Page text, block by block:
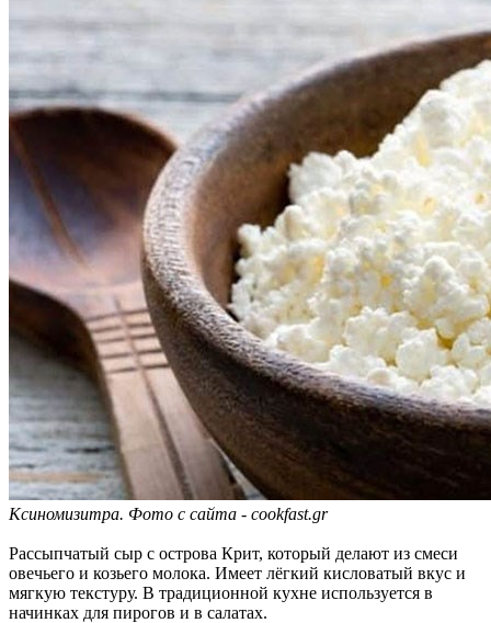
Ксиномизитра. Фото с сайта - cookfast.gr
Рассыпчатый сыр с острова Крит, который делают из смеси
овечьего и козьего молока. Имеет лёгкий кисловатый вкус и
мягкую текстуру. В традиционной кухне используется в
начинках для пирогов и в салатах.